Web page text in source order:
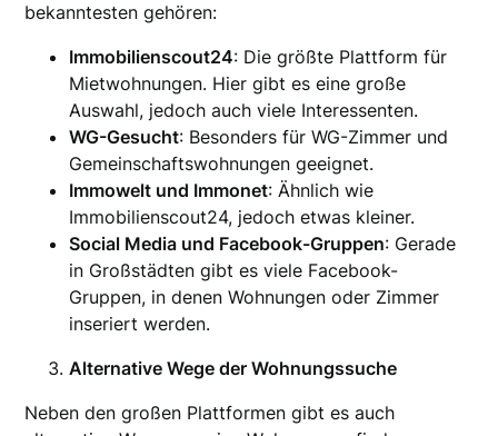
bekanntesten gehören:
Immobilienscout24: Die größte Plattform für
Mietwohnungen. Hier gibt es eine große
Auswahl, jedoch auch viele Interessenten.
WG-Gesucht: Besonders für WG-Zimmer und
Gemeinschaftswohnungen geeignet.
Immowelt und Immonet: Ähnlich wie
Immobilienscout24, jedoch etwas kleiner.
Social Media und Facebook-Gruppen: Gerade
in Großstädten gibt es viele Facebook-
Gruppen, in denen Wohnungen oder Zimmer
inseriert werden.
Alternative Wege der Wohnungssuche
Neben den großen Plattformen gibt es auch